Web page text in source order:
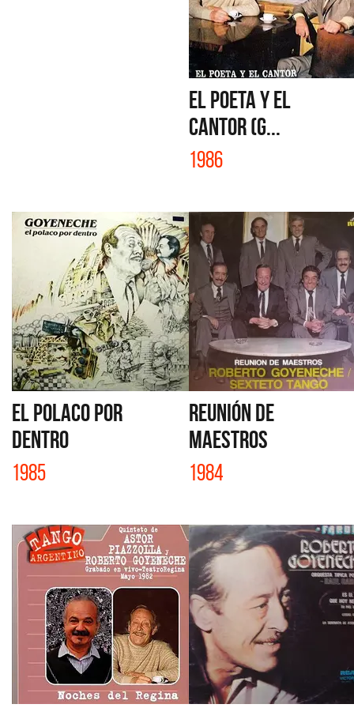
EL POETA Y EL
CANTOR (G...
1986
EL POLACO POR
DENTRO
1985
REUNIÓN DE
MAESTROS
1984